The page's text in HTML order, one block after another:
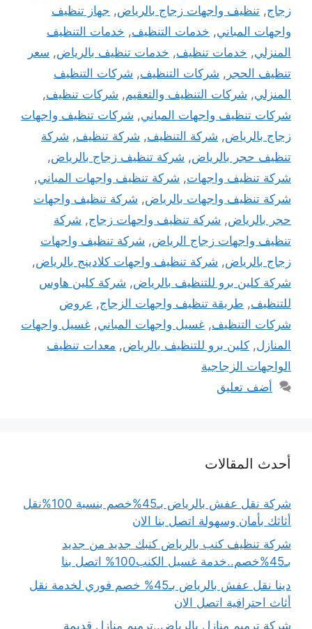
زجاج, تنظيف واجهات زجاج بالرياض, جهاز تنظيف
واجهات المباني, خدمات التنظيف, خدمات التنظيف
المنزلي, خدمات تنظيف, خدمات تنظيف بالرياض, سعر
تنظيف الحجر , شركات التنظيف, شركات التنظيف
المنزلي, شركات التنظيف والتعقيم, شركات تنظيف,
شركات تنظيف واجهات المباني, شركات تنظيف واجهات
زجاج بالرياض, شركة التنظيف, شركة تنظيف, شركة
تنظيف حجر بالرياض, شركة تنظيف زجاج بالرياض,
شركة تنظيف واجهات, شركة تنظيف واجهات المباني,
شركة تنظيف واجهات بالرياض, شركة تنظيف واجهات
حجر بالرياض, شركة تنظيف واجهات زجاج, شركة
تنظيف واجهات زجاج الرياض, شركة تنظيف واجهات
زجاج بالرياض, شركة تنظيف واجهات كلادينج بالرياض,
شركة كلين برو للتنظيف بالرياض, شركة كلين هاوس
للتنظيف, طريقة تنظيف واجهات الزجاج, عروض
شركات التنظيف, غسيل واجهات المباني, غسيل واجهات
المنازل, كلين برو للتنظيف بالرياض, معدات تنظيف
الواجهات الزجاجية
أضف تعليق
أحدث المقالات
شركة نقل عفش بالرياض بـ45%خصم بنسبة 100%نقل
أثاثك بأمان وسهولة اتصل بنا الان
شركة تنظيف كنب بالرياض كنبك جديد من جديد
بـ45%خصم..خدمة غسيل الكنب100% اتصل بنا
دينا نقل عفش بالرياض بـ45% خصم فوري لخدمة نقل
أثاث احترافية اتصل الان
شركة ترميم منازل بالرياض..ترميم منازل قديمة